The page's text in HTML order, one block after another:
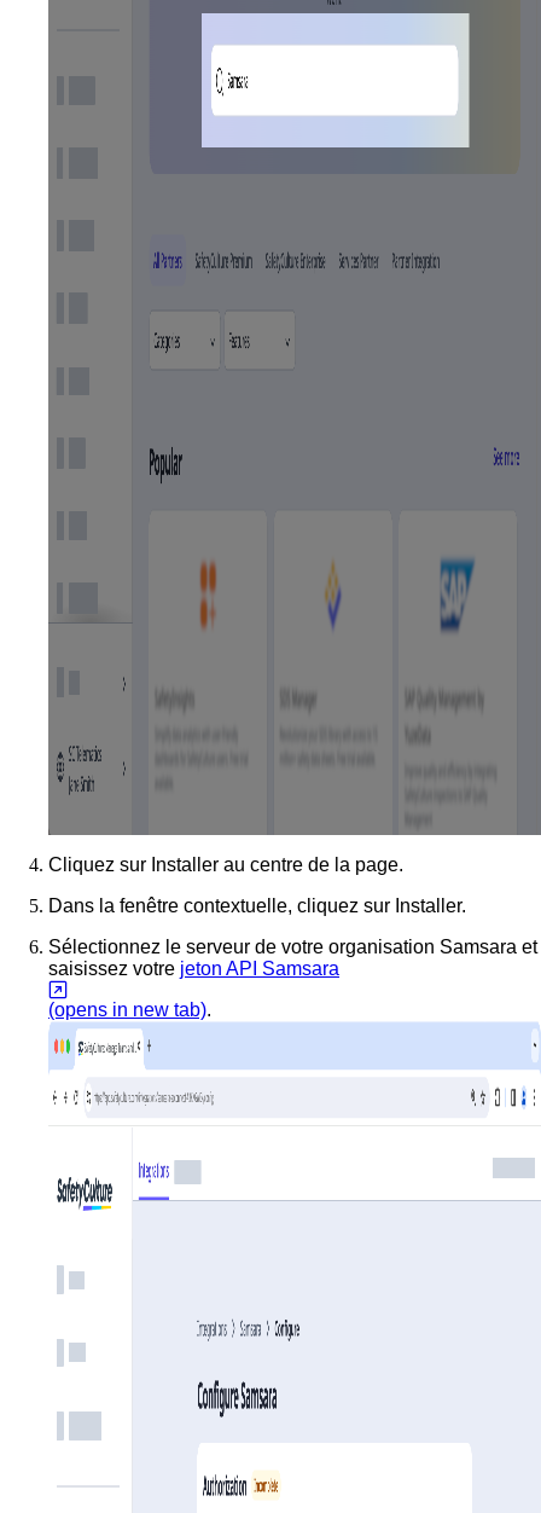
Cliquez sur Installer au centre de la page.
Dans la fenêtre contextuelle, cliquez sur Installer.
Sélectionnez le serveur de votre organisation Samsara et
saisissez votre jeton API Samsara
(opens in new tab).